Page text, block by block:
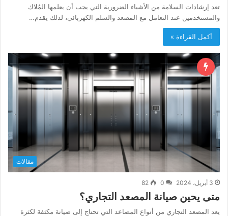
تعد إرشادات السلامة من الأشياء الضرورية التي يجب أن يعلمها المُلاك
والمستخدمين عند التعامل مع المصعد والسلم الكهربائي، لذلك يقدم…
أكمل القراءة »
مقالات
3 أبريل، 2024 0
82
متى يحين صيانة المصعد التجاري؟
يعد المصعد التجاري من أنواع المصاعد التي تحتاج إلى صيانة مكثفة لكثرة